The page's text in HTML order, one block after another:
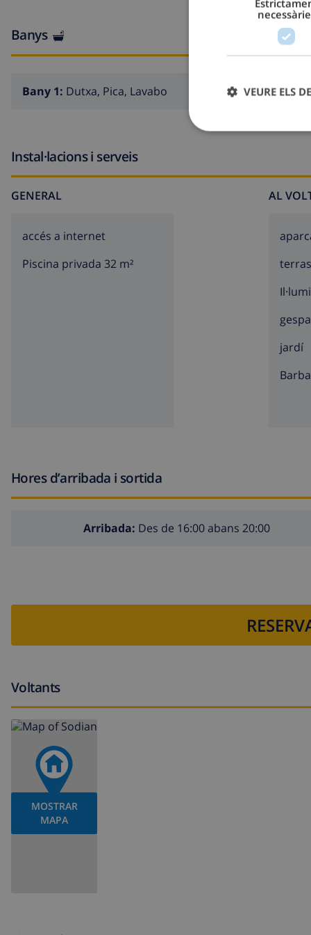
Banys
Bany 1: Dutxa, Pica, Lavabo
Instal·lacions i serveis
GENERAL
accés a internet
Piscina privada 32 m²
AL
gespa
jardí
Hores d’arribada i sortida
Arribada: Des de 16:00 abans 20:00
Voltants
MOSTRAR
MAPA
VEURE ELS